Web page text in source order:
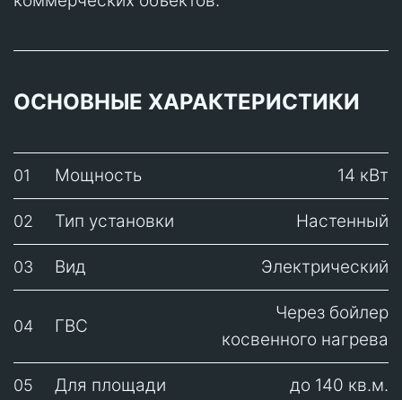
ОСНОВНЫЕ ХАРАКТЕРИСТИКИ
01 Мощность 14 кВт
02 Тип установки Настенный
03 Вид Электрический
04 ГВС
Через бойлер
косвенного нагрева
05 Для площади до 140 кв.м.